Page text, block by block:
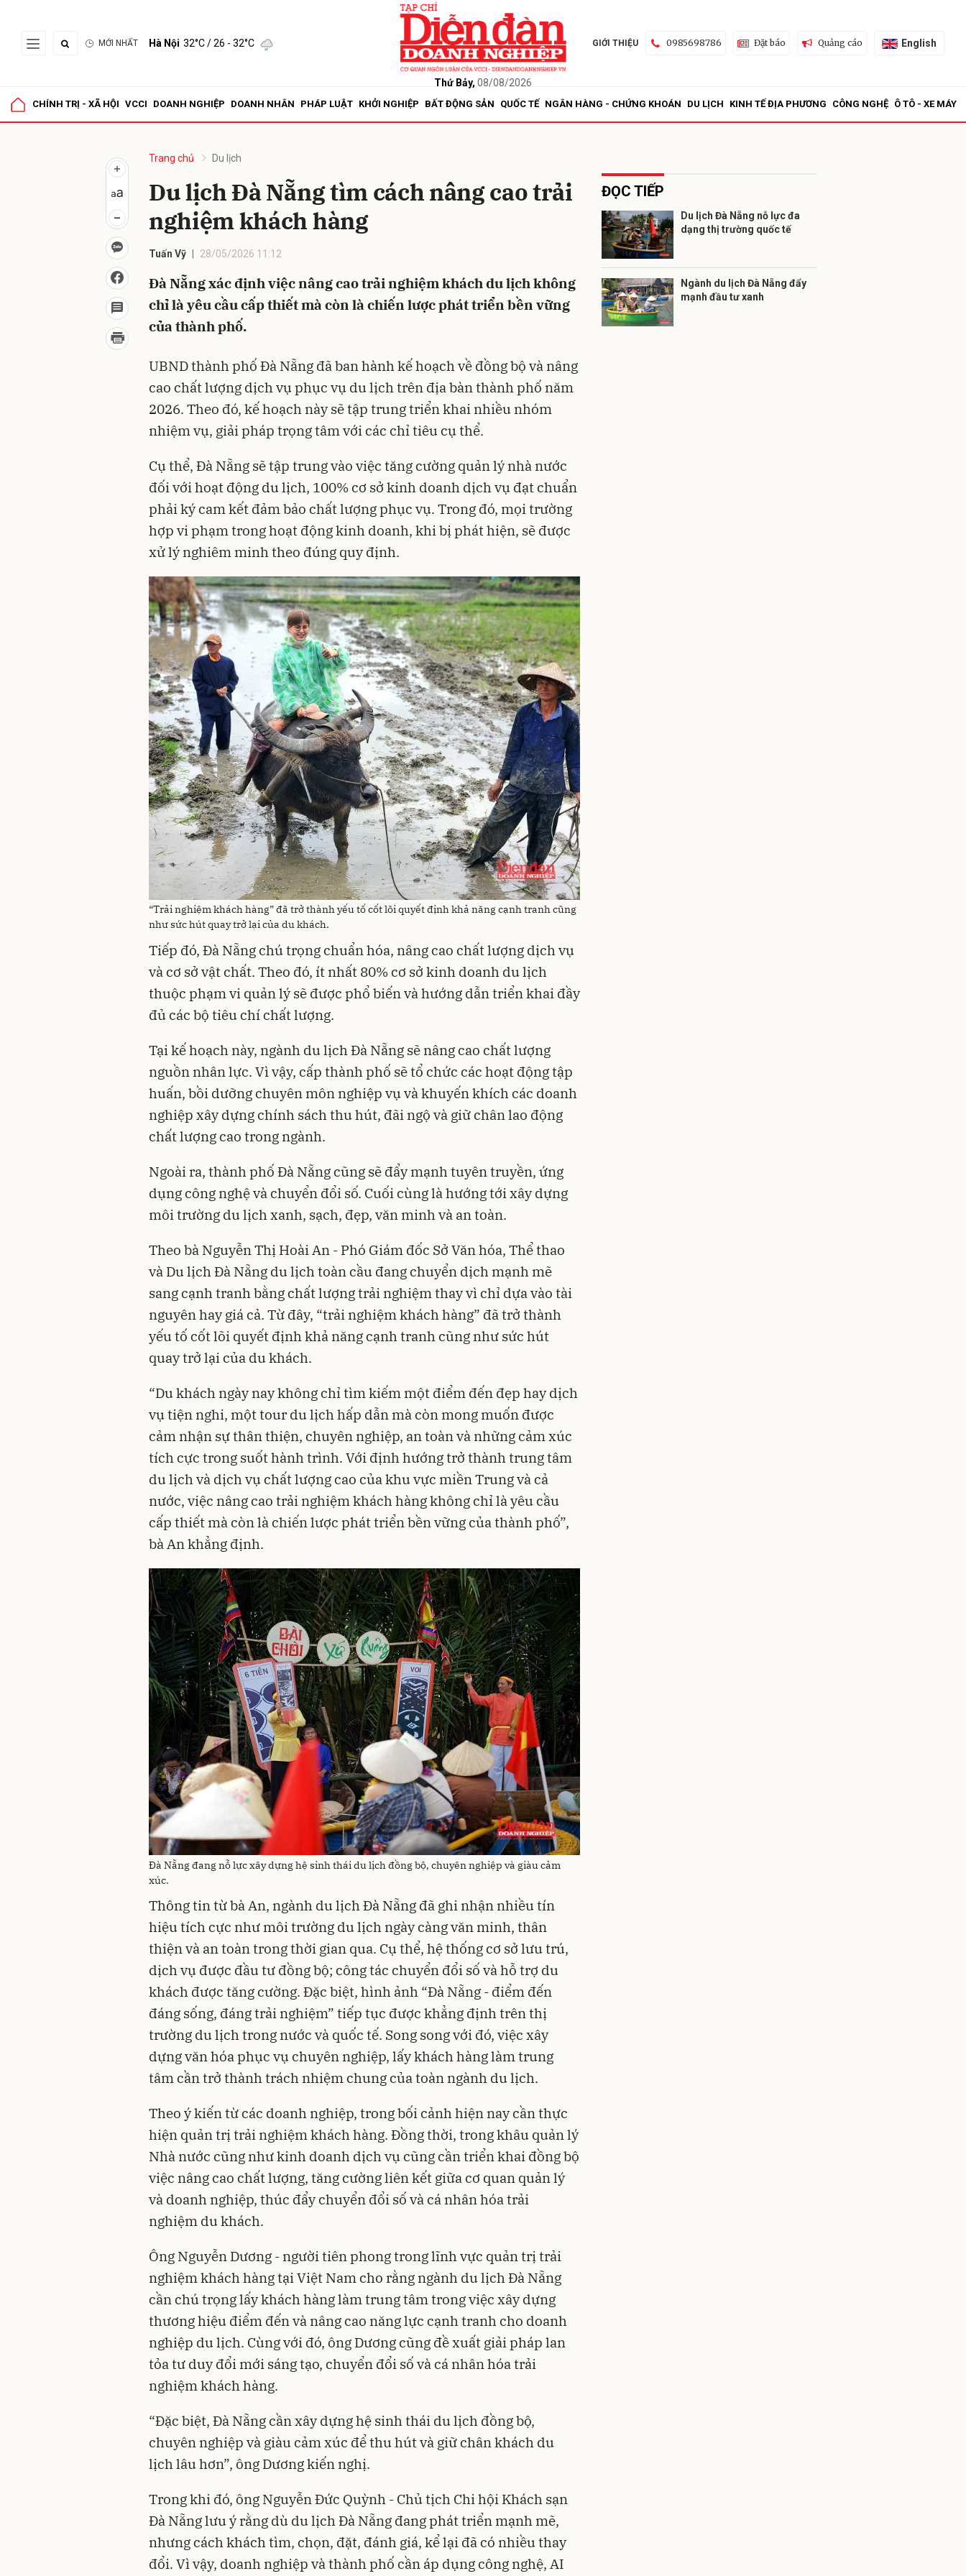
MỚI NHẤT Hà Nội 32°C/ 26 - 32°C
Thứ Bảy, 08/08/2026
GIỚI THIỆU 0985698786 Đặt báo Quảng cáo English
CHÍNH TRỊ - XÃ HỘI VCCI DOANH NGHIỆP DOANH NHÂN PHÁP LUẬT KHỞI NGHIỆP BẤT ĐỘNG SẢN QUỐC TẾ NGÂN HÀNG - CHỨNG KHOÁN DU LỊCH KINH TẾ ĐỊA PHƯƠNG CÔNG NGHỆ Ô TÔ - XE MÁY
Trang chủ Du lịch
Du lịch Đà Nẵng tìm cách nâng cao trải
nghiệm khách hàng
Tuấn Vỹ 28/05/2026 11:12
Đà Nẵng xác định việc nâng cao trải nghiệm khách du lịch không
chỉ là yêu cầu cấp thiết mà còn là chiến lược phát triển bền vững
của thành phố.
UBND thành phố Đà Nẵng đã ban hành kế hoạch về đồng bộ và nâng
cao chất lượng dịch vụ phục vụ du lịch trên địa bàn thành phố năm
2026. Theo đó, kế hoạch này sẽ tập trung triển khai nhiều nhóm
nhiệm vụ, giải pháp trọng tâm với các chỉ tiêu cụ thể.
Cụ thể, Đà Nẵng sẽ tập trung vào việc tăng cường quản lý nhà nước
đối với hoạt động du lịch, 100% cơ sở kinh doanh dịch vụ đạt chuẩn
phải ký cam kết đảm bảo chất lượng phục vụ. Trong đó, mọi trường
hợp vi phạm trong hoạt động kinh doanh, khi bị phát hiện, sẽ được
xử lý nghiêm minh theo đúng quy định.
“Trải nghiệm khách hàng” đã trở thành yếu tố cốt lõi quyết định khả năng cạnh tranh cũng
như sức hút quay trở lại của du khách.
Tiếp đó, Đà Nẵng chú trọng chuẩn hóa, nâng cao chất lượng dịch vụ
và cơ sở vật chất. Theo đó, ít nhất 80% cơ sở kinh doanh du lịch
thuộc phạm vi quản lý sẽ được phổ biến và hướng dẫn triển khai đầy
đủ các bộ tiêu chí chất lượng.
Tại kế hoạch này, ngành du lịch Đà Nẵng sẽ nâng cao chất lượng
nguồn nhân lực. Vì vậy, cấp thành phố sẽ tổ chức các hoạt động tập
huấn, bồi dưỡng chuyên môn nghiệp vụ và khuyến khích các doanh
nghiệp xây dựng chính sách thu hút, đãi ngộ và giữ chân lao động
chất lượng cao trong ngành.
Ngoài ra, thành phố Đà Nẵng cũng sẽ đẩy mạnh tuyên truyền, ứng
dụng công nghệ và chuyển đổi số. Cuối cùng là hướng tới xây dựng
môi trường du lịch xanh, sạch, đẹp, văn minh và an toàn.
Theo bà Nguyễn Thị Hoài An - Phó Giám đốc Sở Văn hóa, Thể thao
và Du lịch Đà Nẵng du lịch toàn cầu đang chuyển dịch mạnh mẽ
sang cạnh tranh bằng chất lượng trải nghiệm thay vì chỉ dựa vào tài
nguyên hay giá cả. Từ đây, “trải nghiệm khách hàng” đã trở thành
yếu tố cốt lõi quyết định khả năng cạnh tranh cũng như sức hút
quay trở lại của du khách.
“Du khách ngày nay không chỉ tìm kiếm một điểm đến đẹp hay dịch
vụ tiện nghi, một tour du lịch hấp dẫn mà còn mong muốn được
cảm nhận sự thân thiện, chuyên nghiệp, an toàn và những cảm xúc
tích cực trong suốt hành trình. Với định hướng trở thành trung tâm
du lịch và dịch vụ chất lượng cao của khu vực miền Trung và cả
nước, việc nâng cao trải nghiệm khách hàng không chỉ là yêu cầu
cấp thiết mà còn là chiến lược phát triển bền vững của thành phố”,
bà An khẳng định.
Đà Nẵng đang nỗ lực xây dựng hệ sinh thái du lịch đồng bộ, chuyên nghiệp và giàu cảm
xúc.
Thông tin từ bà An, ngành du lịch Đà Nẵng đã ghi nhận nhiều tín
hiệu tích cực như môi trường du lịch ngày càng văn minh, thân
thiện và an toàn trong thời gian qua. Cụ thể, hệ thống cơ sở lưu trú,
dịch vụ được đầu tư đồng bộ; công tác chuyển đổi số và hỗ trợ du
khách được tăng cường. Đặc biệt, hình ảnh “Đà Nẵng - điểm đến
đáng sống, đáng trải nghiệm” tiếp tục được khẳng định trên thị
trường du lịch trong nước và quốc tế. Song song với đó, việc xây
dựng văn hóa phục vụ chuyên nghiệp, lấy khách hàng làm trung
tâm cần trở thành trách nhiệm chung của toàn ngành du lịch.
Theo ý kiến từ các doanh nghiệp, trong bối cảnh hiện nay cần thực
hiện quản trị trải nghiệm khách hàng. Đồng thời, trong khâu quản lý
Nhà nước cũng như kinh doanh dịch vụ cũng cần triển khai đồng bộ
việc nâng cao chất lượng, tăng cường liên kết giữa cơ quan quản lý
và doanh nghiệp, thúc đẩy chuyển đổi số và cá nhân hóa trải
nghiệm du khách.
Ông Nguyễn Dương - người tiên phong trong lĩnh vực quản trị trải
nghiệm khách hàng tại Việt Nam cho rằng ngành du lịch Đà Nẵng
cần chú trọng lấy khách hàng làm trung tâm trong việc xây dựng
thương hiệu điểm đến và nâng cao năng lực cạnh tranh cho doanh
nghiệp du lịch. Cùng với đó, ông Dương cũng đề xuất giải pháp lan
tỏa tư duy đổi mới sáng tạo, chuyển đổi số và cá nhân hóa trải
nghiệm khách hàng.
“Đặc biệt, Đà Nẵng cần xây dựng hệ sinh thái du lịch đồng bộ,
chuyên nghiệp và giàu cảm xúc để thu hút và giữ chân khách du
lịch lâu hơn”, ông Dương kiến nghị.
Trong khi đó, ông Nguyễn Đức Quỳnh - Chủ tịch Chi hội Khách sạn
Đà Nẵng lưu ý rằng dù du lịch Đà Nẵng đang phát triển mạnh mẽ,
nhưng cách khách tìm, chọn, đặt, đánh giá, kể lại đã có nhiều thay
đổi. Vì vậy, doanh nghiệp và thành phố cần áp dụng công nghệ, AI
ĐỌC TIẾP
Du lịch Đà Nẵng nỗ lực đa
dạng thị trường quốc tế
Ngành du lịch Đà Nẵng đẩy
mạnh đầu tư xanh
Gửi